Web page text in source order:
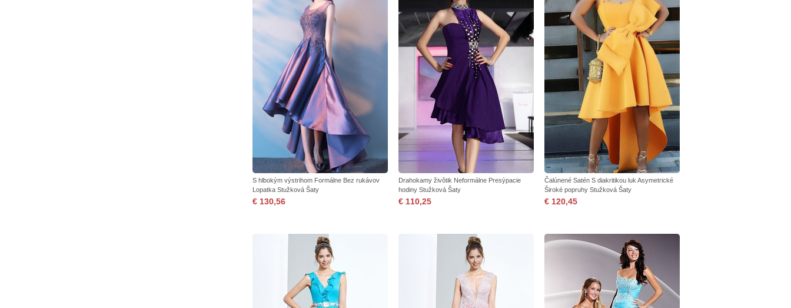
S hlbokým výstrihom Formálne Bez rukávov
Lopatka Stužková Šaty
€ 130,56
Drahokamy živôtik Neformálne Presýpacie
hodiny Stužková Šaty
€ 110,25
Čalúnené Satén S diakritikou luk Asymetrické
Široké popruhy Stužková Šaty
€ 120,45